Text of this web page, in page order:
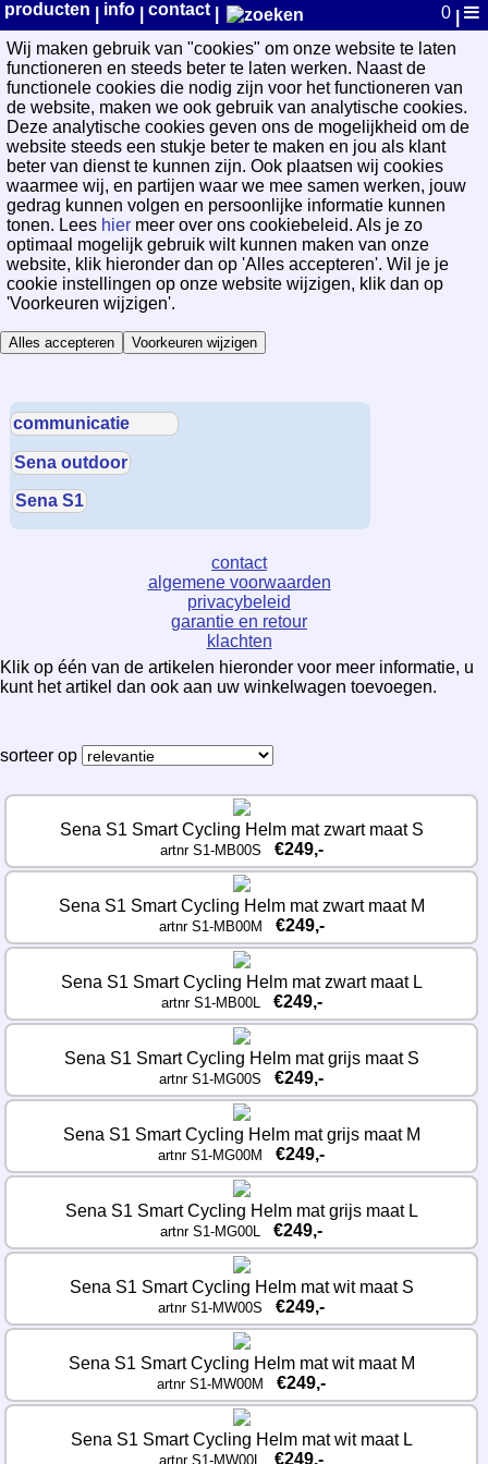
WayPoint Cookievoorkeuren
Wij maken gebruik van "cookies" om onze website te laten
functioneren en steeds beter te laten werken. Naast de
functionele cookies die nodig zijn voor het functioneren van
de website, maken we ook gebruik van analytische cookies.
Deze analytische cookies geven ons de mogelijkheid om de
website steeds een stukje beter te maken en jou als klant
beter van dienst te kunnen zijn. Ook plaatsen wij cookies
waarmee wij, en partijen waar we mee samen werken, jouw
gedrag kunnen volgen en persoonlijke informatie kunnen
tonen. Lees hier meer over ons cookiebeleid. Als je zo
optimaal mogelijk gebruik wilt kunnen maken van onze
website, klik hieronder dan op 'Alles accepteren'. Wil je je
cookie instellingen op onze website wijzigen, klik dan op
'Voorkeuren wijzigen'.
Alles accepteren Voorkeuren wijzigen
producten info contact| 0
communicatie
Sena outdoor
Sena S1
contact
algemene voorwaarden
privacybeleid
garantie en retour
klachten
Klik op één van de artikelen hieronder voor meer informatie, u
kunt het artikel dan ook aan uw winkelwagen toevoegen.
sorteer op
Sena S1 Smart Cycling Helm mat zwart maat S
artnr S1-MB00S €249,-
Sena S1 Smart Cycling Helm mat zwart maat M
artnr S1-MB00M €249,-
Sena S1 Smart Cycling Helm mat zwart maat L
artnr S1-MB00L €249,-
Sena S1 Smart Cycling Helm mat grijs maat S
artnr S1-MG00S €249,-
Sena S1 Smart Cycling Helm mat grijs maat M
artnr S1-MG00M €249,-
Sena S1 Smart Cycling Helm mat grijs maat L
artnr S1-MG00L €249,-
Sena S1 Smart Cycling Helm mat wit maat S
artnr S1-MW00S €249,-
Sena S1 Smart Cycling Helm mat wit maat M
artnr S1-MW00M €249,-
Sena S1 Smart Cycling Helm mat wit maat L
artnr S1-MW00L €249,-